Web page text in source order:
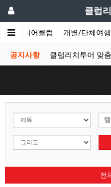
클럽
시니어클럽 개별/단체여행
공지사항 클럽리치투어 맞
전